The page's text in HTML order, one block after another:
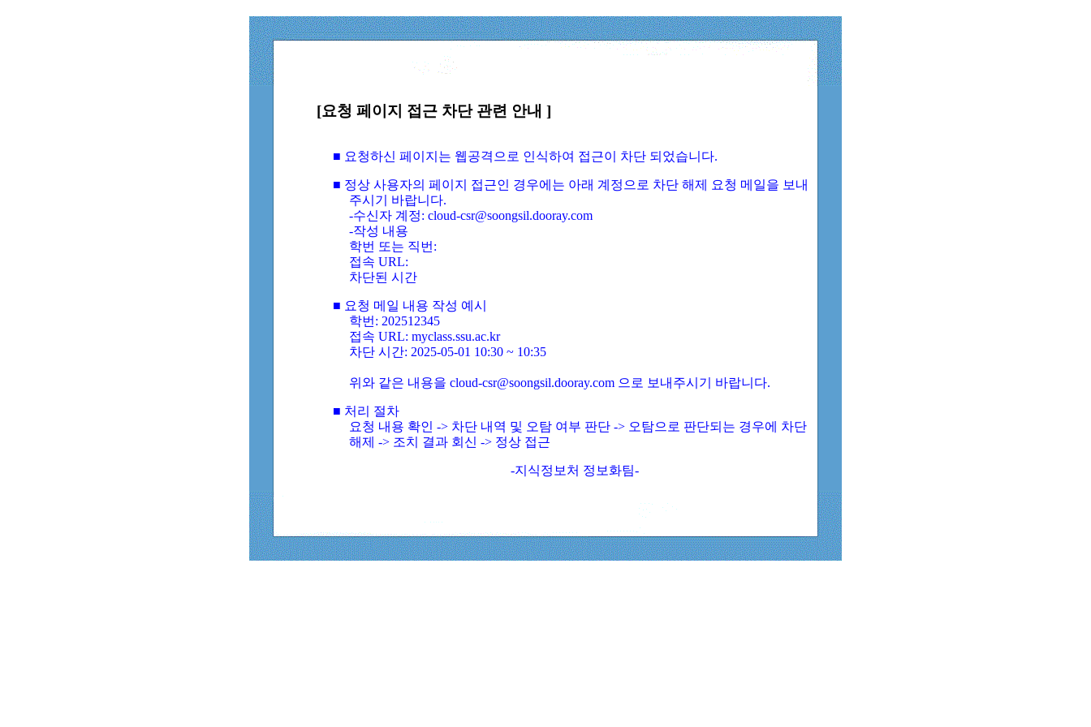
[요청 페이지 접근 차단 관련 안내 ]
■ 요청하신 페이지는 웹공격으로 인식하여 접근이 차단 되었습니다.
■ 정상 사용자의 페이지 접근인 경우에는 아래 계정으로 차단 해제 요청 메일을 보내
주시기 바랍니다.
-수신자 계정: cloud-csr@soongsil.dooray.com
-작성 내용
학번 또는 직번:
접속 URL:
차단된 시간
■ 요청 메일 내용 작성 예시
학번: 202512345
접속 URL: myclass.ssu.ac.kr
차단 시간: 2025-05-01 10:30 ~ 10:35
위와 같은 내용을 cloud-csr@soongsil.dooray.com 으로 보내주시기 바랍니다.
■ 처리 절차
요청 내용 확인 -> 차단 내역 및 오탐 여부 판단 -> 오탐으로 판단되는 경우에 차단
해제 -> 조치 결과 회신 -> 정상 접근
-지식정보처 정보화팀-